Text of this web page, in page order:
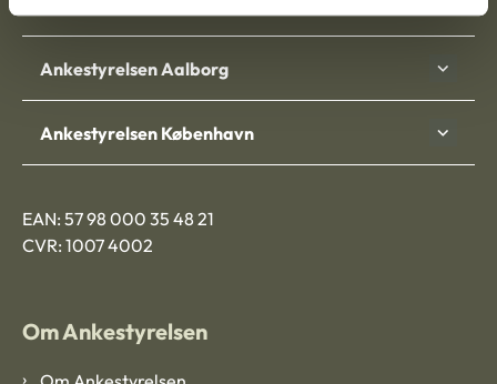
Ankestyrelsen Aalborg
Ankestyrelsen København
EAN: 57 98 000 35 48 21
CVR: 1007 4002
Om Ankestyrelsen